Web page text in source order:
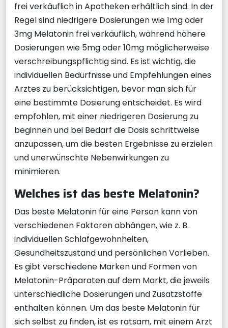
frei verkäuflich in Apotheken erhältlich sind. In der
Regel sind niedrigere Dosierungen wie 1mg oder
3mg Melatonin frei verkäuflich, während höhere
Dosierungen wie 5mg oder 10mg möglicherweise
verschreibungspflichtig sind. Es ist wichtig, die
individuellen Bedürfnisse und Empfehlungen eines
Arztes zu berücksichtigen, bevor man sich für
eine bestimmte Dosierung entscheidet. Es wird
empfohlen, mit einer niedrigeren Dosierung zu
beginnen und bei Bedarf die Dosis schrittweise
anzupassen, um die besten Ergebnisse zu erzielen
und unerwünschte Nebenwirkungen zu
minimieren.
Welches ist das beste Melatonin?
Das beste Melatonin für eine Person kann von
verschiedenen Faktoren abhängen, wie z. B.
individuellen Schlafgewohnheiten,
Gesundheitszustand und persönlichen Vorlieben.
Es gibt verschiedene Marken und Formen von
Melatonin-Präparaten auf dem Markt, die jeweils
unterschiedliche Dosierungen und Zusatzstoffe
enthalten können. Um das beste Melatonin für
sich selbst zu finden, ist es ratsam, mit einem Arzt